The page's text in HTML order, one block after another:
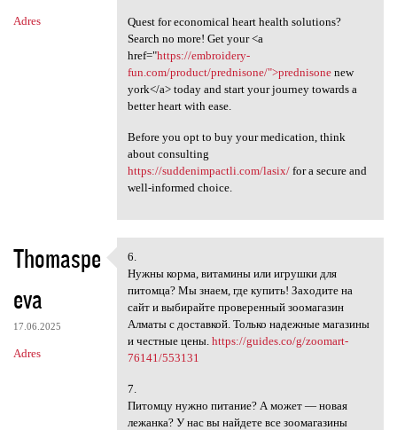
Adres
Quest for economical heart health solutions?
Search no more! Get your <a
href="https://embroidery-
fun.com/product/prednisone/">prednisonenew
york</a> today and start your journey towards a
better heart with ease.
Before you opt to buy your medication, think
about consulting
https://suddenimpactli.com/lasix/for a secure and
well-informed choice.
Thomaspe
eva
17.06.2025
Adres
6.
6.
Нужны корма, витамины или игрушки для
питомца? Мы знаем, где купить! Заходите на
сайт и выбирайте проверенный зоомагазин
Алматы с доставкой. Только надежные магазины
и честные цены. https://guides.co/g/zoomart-
76141/553131
7.
Питомцу нужно питание? А может — новая
лежанка? У нас вы найдете все зоомагазины